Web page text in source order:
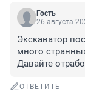
Гость
26 августа
Экскаватор
много
Давайте
ОТВЕТИТЬ